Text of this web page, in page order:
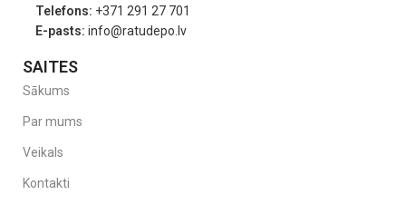
Telefons: +371 291 27 701
E-pasts: info@ratudepo.lv
SAITES
Sākums
Par mums
Veikals
Kontakti